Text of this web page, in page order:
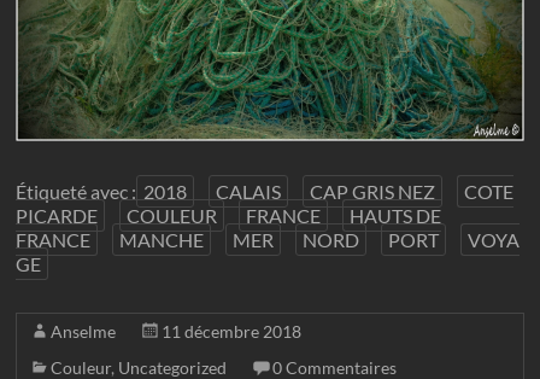
Étiqueté avec : 2018 CALAIS CAP GRIS NEZ
COTE
PICARDE
COULEUR FRANCE
HAUTS DE
FRANCE
MANCHE MER NORD PORT
VOYA
GE
Anselme
11 décembre 2018
Couleur, Uncategorized 0 Commentaires